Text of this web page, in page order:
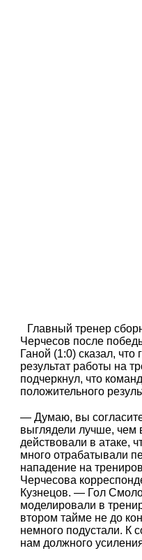
Главный тренер
Черчесов после
Ганой (1:0) сказал,
результат работы на
подчеркнул, что
положительного
— Думаю, вы
выглядели лучше, чем
действовали в атаке,
много отрабатывали
нападение на
Черчесова
Кузнецов. — Гол
моделировали в
втором тайме не до
немного подустали. К
нам должного